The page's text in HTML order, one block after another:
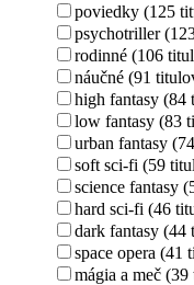
poviedky (125
psychotriller
rodinné (106
náučné (91
high fantasy (84
low fantasy (83
urban fantasy
soft sci-fi (59
science fantasy
hard sci-fi (46
dark fantasy (44
space opera (41
mágia a meč